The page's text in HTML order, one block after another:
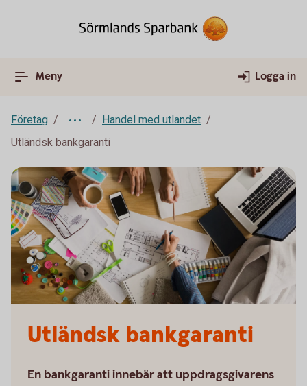
Meny Logga in
Företag
Handel med utlandet
Utländsk bankgaranti
Utländsk bankgaranti
En bankgaranti innebär att uppdragsgivarens